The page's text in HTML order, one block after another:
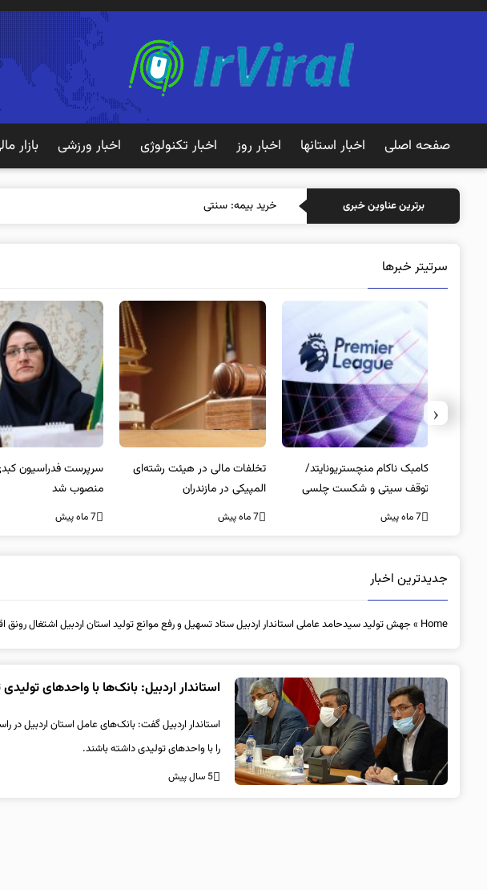
صفحه اصلی اخبار استانها اخبار روز اخبار تکنولوژی اخبار ورزشی بازار
برترین عناوین خبری خرید بیمه: سنتی یا آنلاین؟ ک
سرتیتر خبرها
کامبک ناکام منچستریونایتد/
توقف سیتی و شکست چلسی
7 ماه پیش
تخلفات مالی در هیئت رشته‌ای
المپیکی در مازندران
7 ماه پیش
سرپرست فدراسیون
منصوب شد
7 ماه پیش
‹
جدیدترین اخبار
Home
»جهش تولید سیدحامد عاملی استاندار اردبیل ستاد تسهیل و رفع موانع تولید استان اردبیل اشتغال رونق
استاندار اردبیل: بانک‌ها با واحدهای
استاندار اردبیل گفت: بانک‌های عامل استان اردبیل
را با واحدهای تولیدی داشته باشند.
5 سال پیش